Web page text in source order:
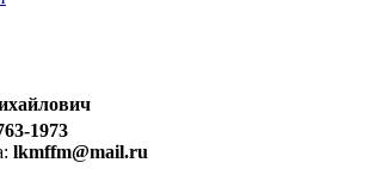
1973
lkmffm@mail.ru